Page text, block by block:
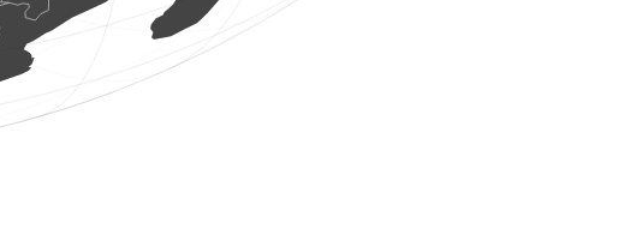
5 uccelli (6 ago 2026 6:02:51)
www.ornitho.eus
(6 ago 2026 6:02:36)
www.ornitho.eus